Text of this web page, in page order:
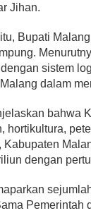
Jihan.
Bupati
sistem
dalam
bahwa
hortikultura,
Kabupaten
dengan
Pemerintah